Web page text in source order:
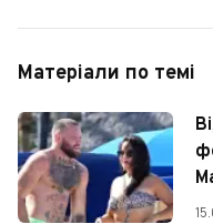
Матеріали по темі